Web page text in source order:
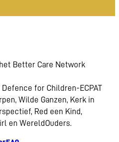
Better Care Network
for Children-ECPAT
Wilde Ganzen, Kerk in
Red een Kind,
en WereldOuders.